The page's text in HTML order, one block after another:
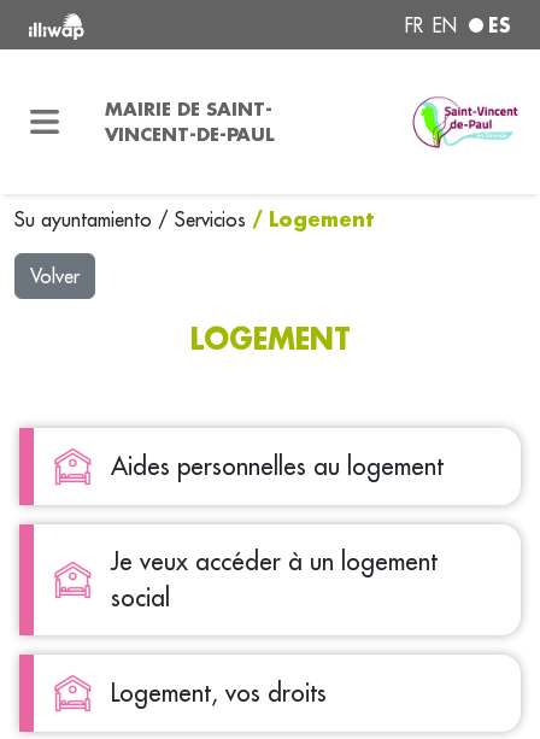
FR EN ES
MAIRIE DE SAINT-
VINCENT-DE-PAUL
Su ayuntamiento / Servicios / Logement
Volver
LOGEMENT
Aides personnelles au logement
Je veux accéder à un logement
social
Logement, vos droits